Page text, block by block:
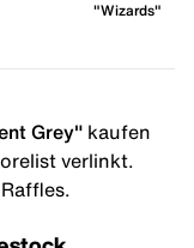
"Wizards"
Grey" kaufen
verlinkt.